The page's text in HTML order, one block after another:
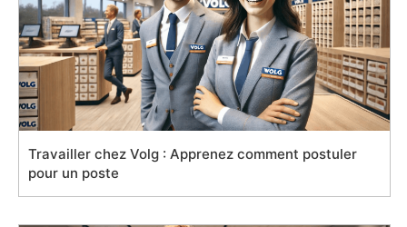
Travailler chez Volg : Apprenez comment postuler
pour un poste